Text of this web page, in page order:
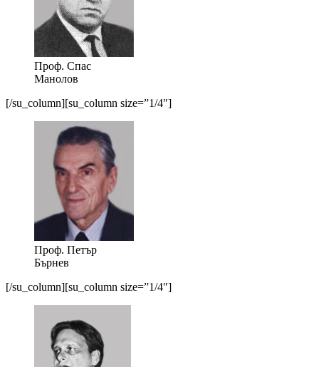
Проф. Спас
Манолов
[/su_column][su_column size=”1/4″]
Проф. Петър
Бърнев
[/su_column][su_column size=”1/4″]